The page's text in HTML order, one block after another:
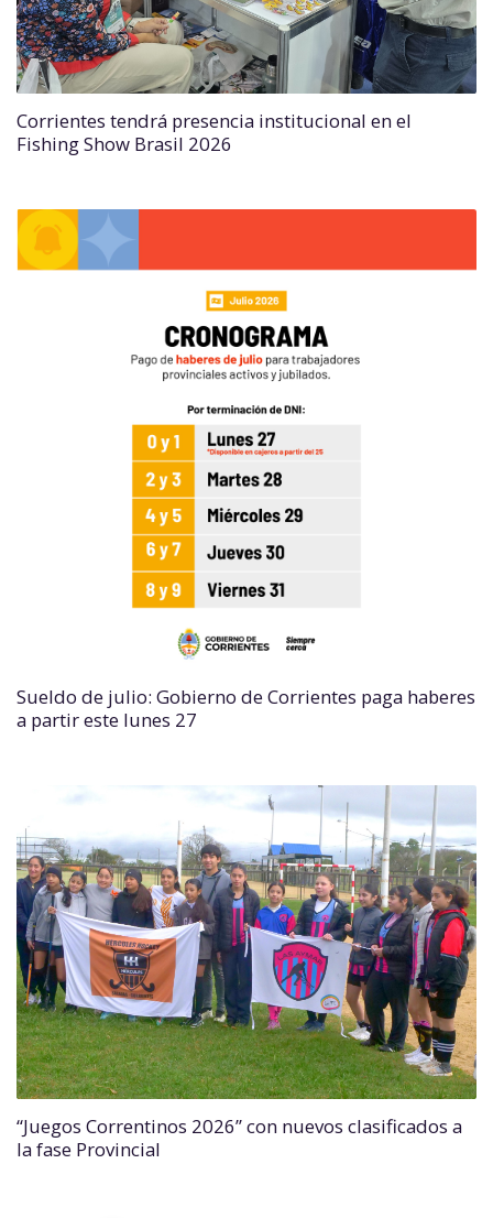
Corrientes tendrá presencia institucional en el
Fishing Show Brasil 2026
Sueldo de julio: Gobierno de Corrientes paga haberes
a partir este lunes 27
“Juegos Correntinos 2026” con nuevos clasificados a
la fase Provincial